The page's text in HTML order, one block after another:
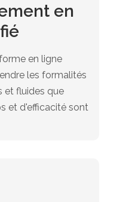
en
en ligne
les formalités
et fluides que
et d'efficacité sont